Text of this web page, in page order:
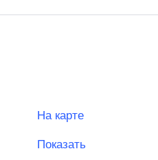
На карте
Показать